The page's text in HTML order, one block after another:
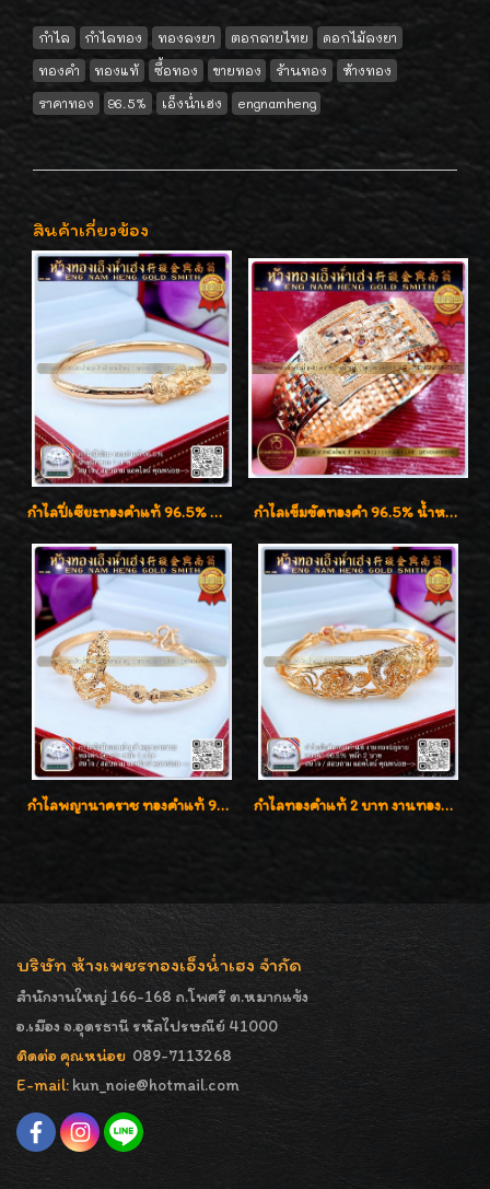
กำไล กำไลทอง ทองลงยา ตอกลายไทย
ดอกไม้ลงยา
ทองคำ
ทองแท้ ซื้อทอง ขายทอง ร้านทอง
ห้างทอง
ราคาทอง
96.5% เอ็งน่ำเฮง engnamheng
สินค้าเกี่ยวข้อง
กำไลปี่เซียะทองคำแท้ 96.5% น้ำหนัก 1 บาท เสริมโชคลาภ กำไลเข็มขัดทองคำ 96.5% น้ำหนัก 3 บาท หรูหรา สวยมากๆค่ะ
กำไลพญานาคราช ทองคำแท้ 96.5% น้ำหนัก 1 บาท เสริมสิริมงคล กำไลทองคำแท้ 2 บาท งานทองฉลุลาย ดีไซน์หรูหรา สวยคลาสสิค
บริษัท ห้างเพชรทองเอ็งน่ำเฮง จำกัด
สำนักงานใหญ่ 166-168 ถ.โพศรี ต.หมากแข้ง
อ.เมือง จ.อุดรธานี รหัสไปรษณีย์ 41000
ติดต่อ คุณหน่อย 089-7113268
E-mail: kun_noie@hotmail.com